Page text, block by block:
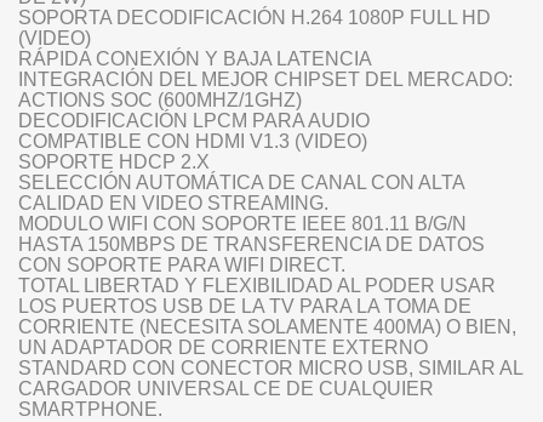
SOPORTA DECODIFICACIÓN H.264 1080P FULL HD
(VIDEO)
RÁPIDA CONEXIÓN Y BAJA LATENCIA
INTEGRACIÓN DEL MEJOR CHIPSET DEL MERCADO:
ACTIONS SOC (600MHZ/1GHZ)
DECODIFICACIÓN LPCM PARA AUDIO
COMPATIBLE CON HDMI V1.3 (VIDEO)
SOPORTE HDCP 2.X
SELECCIÓN AUTOMÁTICA DE CANAL CON ALTA
CALIDAD EN VIDEO STREAMING.
MODULO WIFI CON SOPORTE IEEE 801.11 B/G/N
HASTA 150MBPS DE TRANSFERENCIA DE DATOS
CON SOPORTE PARA WIFI DIRECT.
TOTAL LIBERTAD Y FLEXIBILIDAD AL PODER USAR
LOS PUERTOS USB DE LA TV PARA LA TOMA DE
CORRIENTE (NECESITA SOLAMENTE 400MA) O BIEN,
UN ADAPTADOR DE CORRIENTE EXTERNO
STANDARD CON CONECTOR MICRO USB, SIMILAR AL
CARGADOR UNIVERSAL CE DE CUALQUIER
SMARTPHONE.